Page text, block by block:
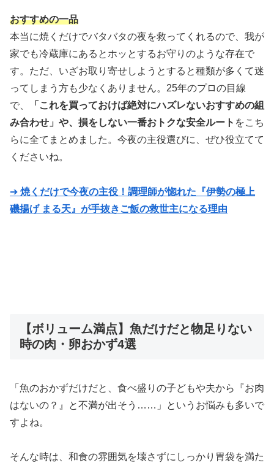
おすすめの一品
本当に焼くだけでバタバタの夜を救ってくれるので、我が
家でも冷蔵庫にあるとホッとするお守りのような存在で
す。ただ、いざお取り寄せしようとすると種類が多くて迷
ってしまう方も少なくありません。25年のプロの目線
で、
「これを買っておけば絶対にハズレないおすすめの組
み合わせ」や、損をしない一番おトクな安全ルート をこち
らに全てまとめました。今夜の主役選びに、ぜひ役立てて
くださいね。
➔ 焼くだけで今夜の主役！調理師が惚れた『伊勢の極上
磯揚げ まる天』が手抜きご飯の救世主になる理由
【ボリューム満点】魚だけだと物足りない
時の肉・卵おかず4選
「魚のおかずだけだと、食べ盛りの子どもや夫から『お肉
はないの？』と不満が出そう……」というお悩みも多いで
すよね。
そんな時は、和食の雰囲気を壊さずにしっかり胃袋を満た